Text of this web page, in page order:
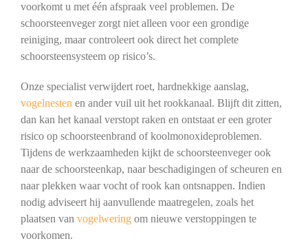
voorkomt u met één afspraak veel problemen. De
schoorsteenveger zorgt niet alleen voor een grondige
reiniging, maar controleert ook direct het complete
schoorsteensysteem op risico’s.
Onze specialist verwijdert roet, hardnekkige aanslag,
vogelnesten en ander vuil uit het rookkanaal. Blijft dit zitten,
dan kan het kanaal verstopt raken en ontstaat er een groter
risico op schoorsteenbrand of koolmonoxideproblemen.
Tijdens de werkzaamheden kijkt de schoorsteenveger ook
naar de schoorsteenkap, naar beschadigingen of scheuren en
naar plekken waar vocht of rook kan ontsnappen. Indien
nodig adviseert hij aanvullende maatregelen, zoals het
plaatsen van vogelweringom nieuwe verstoppingen te
voorkomen.